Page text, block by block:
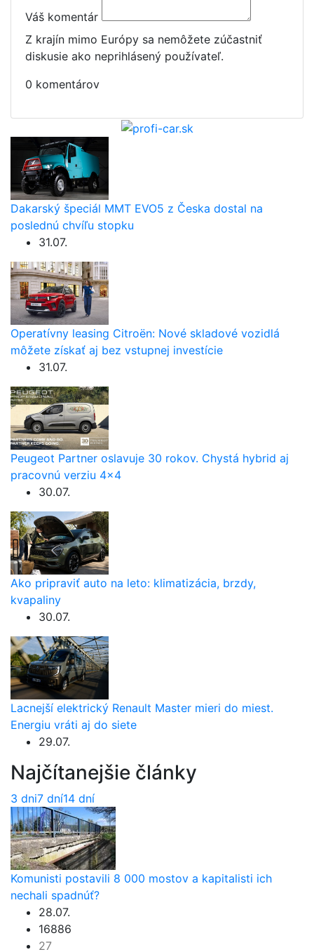
Váš komentár
Z krajín mimo Európy sa nemôžete zúčastniť
diskusie ako neprihlásený používateľ.
0 komentárov
Dakarský špeciál MMT EVO5 z Česka dostal na
poslednú chvíľu stopku
31.07.
Operatívny leasing Citroën: Nové skladové vozidlá
môžete získať aj bez vstupnej investície
31.07.
Peugeot Partner oslavuje 30 rokov. Chystá hybrid aj
pracovnú verziu 4×4
30.07.
Ako pripraviť auto na leto: klimatizácia, brzdy,
kvapaliny
30.07.
Lacnejší elektrický Renault Master mieri do miest.
Energiu vráti aj do siete
29.07.
Najčítanejšie články
3 dni7 dní14 dní
Komunisti postavili 8 000 mostov a kapitalisti ich
nechali spadnúť?
28.07.
16886
27